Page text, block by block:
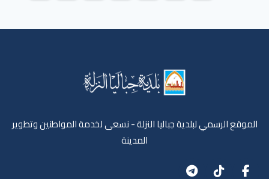
الموقع الرسمي لبلدية جباليا النزلة - نسعى لخدمة المواطنين وتطوير
المدينة